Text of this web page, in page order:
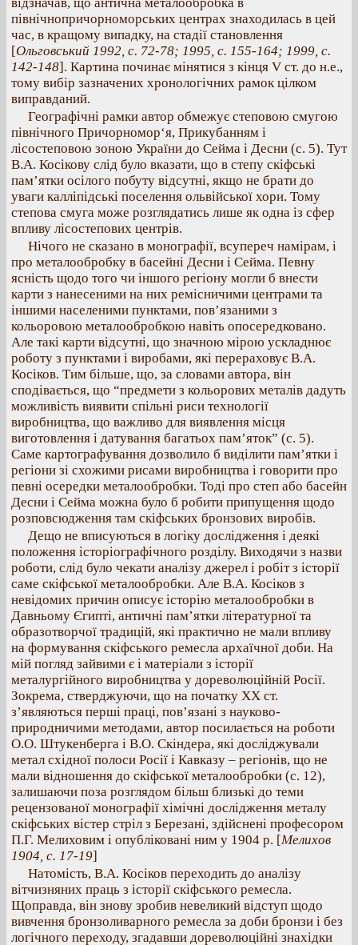
північнопричорноморських центрах знаходилась в цей
час, в кращому випадку, на стадії становлення
[Ольговський 1992, с. 72-78; 1995, с. 155-164; 1999, с.
142-148]. Картина починає мінятися з кінця V ст. до н.е.,
тому вибір зазначених хронологічних рамок цілком
виправданий.
Географічні рамки автор обмежує степовою смугою
північного Причорномор‘я, Прикубанням і
лісостеповою зоною України до Сейма і Десни (с. 5). Тут
В.А. Косікову слід було вказати, що в степу скіфські
пам’ятки осілого побуту відсутні, якщо не брати до
уваги калліпідські поселення ольвійської хори. Тому
степова смуга може розглядатись лише як одна із сфер
впливу лісостепових центрів.
Нічого не сказано в монографії, всупереч намірам, і
про металообробку в басейні Десни і Сейма. Певну
ясність щодо того чи іншого регіону могли б внести
карти з нанесеними на них ремісничими центрами та
іншими населеними пунктами, пов’язаними з
кольоровою металообробкою навіть опосередковано.
Але такі карти відсутні, що значною мірою ускладнює
роботу з пунктами і виробами, які перераховує В.А.
Косіков. Тим більше, що, за словами автора, він
сподівається, що “предмети з кольорових металів дадуть
можливість виявити спільні риси технології
виробництва, що важливо для виявлення місця
виготовлення і датування багатьох пам’яток” (с. 5).
Саме картографування дозволило б виділити пам’ятки і
регіони зі схожими рисами виробництва і говорити про
певні осередки металообробки. Тоді про степ або басейн
Десни і Сейма можна було б робити припущення щодо
розповсюдження там скіфських бронзових виробів.
Дещо не вписуються в логіку дослідження і деякі
положення історіографічного розділу. Виходячи з назви
роботи, слід було чекати аналізу джерел і робіт з історії
саме скіфської металообробки. Але В.А. Косіков з
невідомих причин описує історію металообробки в
Давньому Єгипті, античні пам’ятки літературної та
образотворчої традицій, які практично не мали впливу
на формування скіфського ремесла архаїчної доби. На
мій погляд зайвими є і матеріали з історії
металургійного виробництва у дореволюційній Росії.
Зокрема, стверджуючи, що на початку ХХ ст.
з’являються перші праці, пов’язані з науково-
природничими методами, автор посилається на роботи
О.О. Штукенберга і В.О. Скіндера, які досліджували
метал східної полоси Росії і Кавказу – регіонів, що не
мали відношення до скіфської металообробки (с. 12),
залишаючи поза розглядом більш близькі до теми
рецензованої монографії хімічні дослідження металу
скіфських вістер стріл з Березані, здійснені професором
П.Г. Мелиховим і опубліковані ним у 1904 р. [Мелихов
1904, с. 17-19]
Натомість, В.А. Косіков переходить до аналізу
вітчизняних праць з історії скіфського ремесла.
Щоправда, він знову зробив невеликий відступ щодо
вивчення бронзоливарного ремесла за доби бронзи і без
логічного переходу, згадавши дореволюційні знахідки